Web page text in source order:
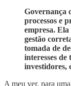
Governança
processos e
empresa.
gestão
tomada de
interesses de
investidores,
A meu ver, para